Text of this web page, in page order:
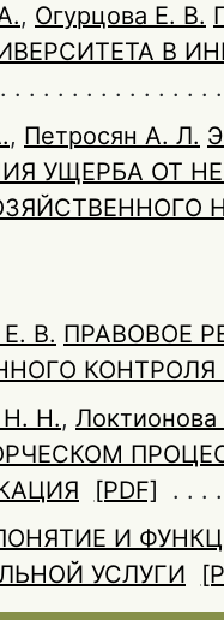
, Огурцова Е. В.
В
, Петросян А. Л.
УЩЕРБА ОТ
В. ПРАВОВОЕ
Н. Н., Локтионова
[PDF]
И
УСЛУГИ